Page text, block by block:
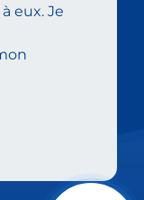
cette
ci-